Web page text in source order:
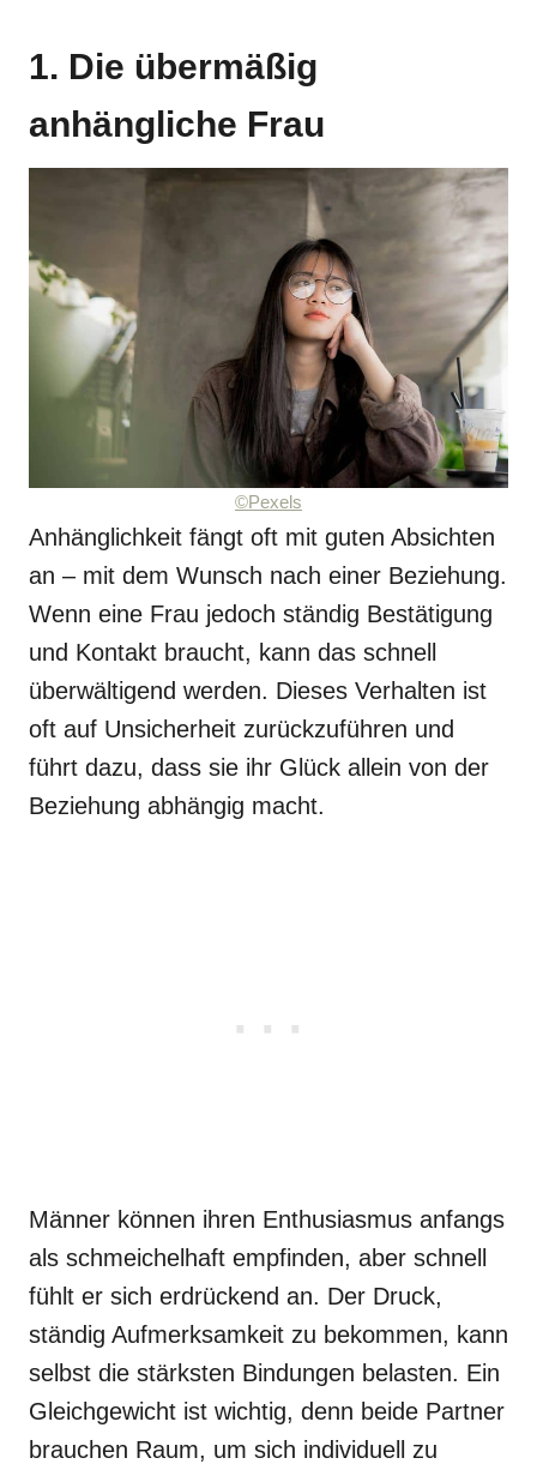
1. Die übermäßig
anhängliche Frau
©Pexels
Anhänglichkeit fängt oft mit guten Absichten
an – mit dem Wunsch nach einer Beziehung.
Wenn eine Frau jedoch ständig Bestätigung
und Kontakt braucht, kann das schnell
überwältigend werden. Dieses Verhalten ist
oft auf Unsicherheit zurückzuführen und
führt dazu, dass sie ihr Glück allein von der
Beziehung abhängig macht.
Männer können ihren Enthusiasmus anfangs
als schmeichelhaft empfinden, aber schnell
fühlt er sich erdrückend an. Der Druck,
ständig Aufmerksamkeit zu bekommen, kann
selbst die stärksten Bindungen belasten. Ein
Gleichgewicht ist wichtig, denn beide Partner
brauchen Raum, um sich individuell zu